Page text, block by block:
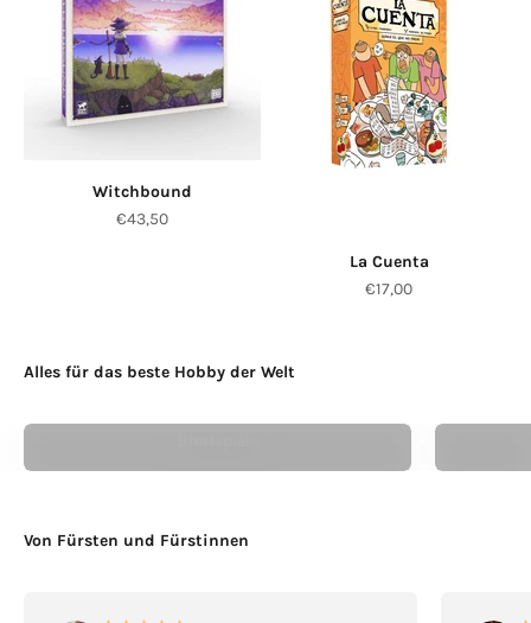
Witchbound
Angebot
€43,50
La Cuenta
Angebot
€17,00
Alles für das beste Hobby der Welt
Von Fürsten und Fürstinnen